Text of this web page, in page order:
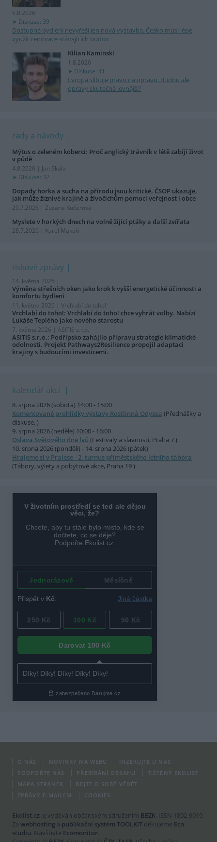
5.8.2026
Diskuse: 39
Dostupné bydlení nevyřeší jen nová výstavba. Česko musí lépe
využít renovace stávajících budov
Kilian Kaminski
1.8.2026
Diskuse: 41
Evropa slibuje právo na opravu. Budou ale
opravy skutečně levnější?
rady a návody
Mýtus o zeleném koberci: Proč anglický trávník v létě zabíjí život
v půdě
4.8.2026 | Jan Skala
Diskuse: 32
Dopady horka a sucha na přírodu jsou kritické. ČSOP ukazuje,
jak může žíznivé krajině a živočichům pomoci veřejnost i obce
29.7.2026 | Zuzana Kučerová
Myslete v horkých dnech na volně žijící ptáky a další zvířata
28.7.2026 | Karel Makoň
tiskové zprávy
14. května 2026 |
Výměna střešních oken jako krok k vyšší energetické účinnosti a
komfortu bydlení
11. května 2026 | Vrchlabí do toho!
Vrchlabí do toho!: Vrchlabí do toho! chce vyhrát volby. Nabízí
Lukáše Teplého jako nového starostu
7. května 2026 | ASITIS s.r.o.
ASITIS s.r.o.: Podřipsko zahájilo přípravu strategie klimatické
odolnosti. Projekt Pathways2Resilience propojil adaptaci
krajiny s budoucími investicemi.
kalendář akcí
8. srpna 2026 (sobota) 14:00 - 15:00
Komentované prohlídky výstavy Rostlinná Odysea (Přednášky a
diskuse, )
9. srpna 2026 (neděle) 10:00 - 16:00
Oslava Světového dne lvů (Festivaly a slavnosti, Praha 7 )
10. srpna 2026 (pondělí) - 14. srpna 2026 (pátek)
Hrajeme si v Pralese - 2. turnus příměstského letního tábora
(Tábory, výlety a pobytové akce, Praha 19 )
O NÁS NOVINKY NA WEBU
INZERUJTE U NÁS
PODPOŘTE NÁS
PŘEBÍRÁNÍ OBSAHU
TIŠTĚNÝ EKOLIST
MAPA STRÁNEK
DEJTE O SOBĚ VĚDĚT
ZPRÁVY E-MAILEM
COOKIES
Ekolist.cz je vydáván občanským sdružením BEZK. ISSN 1802-9019.
Za webhosting a publikační systém TOOLKIT děkujeme Ecn
studiu. Navštivte Ecomonitor.